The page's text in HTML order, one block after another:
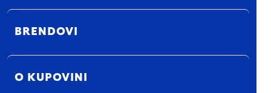
BRENDOVI
O KUPOVINI